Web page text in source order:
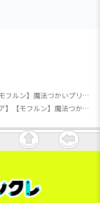
【プリキュア】【モフルン】魔法つかいプリキュア！！～MIRAI DAYS～ モフルンルームライト
【プリキュア】【モフルン】魔法つかいプリキュア！！～MIRAI DAYS～ モフルンルームライト